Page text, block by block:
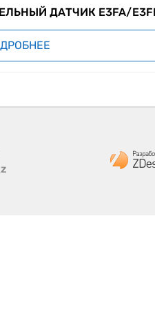
ДАТЧИК E3FA/